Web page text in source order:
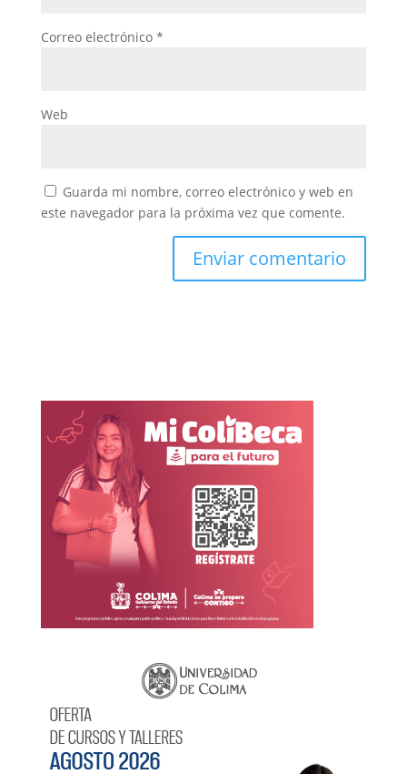
Correo electrónico *
Web
Guarda mi nombre, correo electrónico y web en
este navegador para la próxima vez que comente.